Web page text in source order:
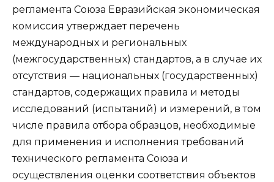
регламента Союза Евразийская экономическая
комиссия утверждает перечень
международных и региональных
(межгосударственных) стандартов, а в случае их
отсутствия — национальных (государственных)
стандартов, содержащих правила и методы
исследований (испытаний) и измерений, в том
числе правила отбора образцов, необходимые
для применения и исполнения требований
технического регламента Союза и
осуществления оценки соответствия объектов